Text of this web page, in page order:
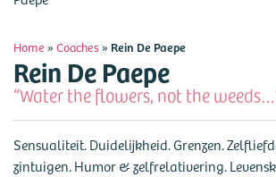
Home » Coaches » Rein De Paepe
Rein De Paepe
“Water the flowers, not the
Sensualiteit. Duidelijkheid. Grenzen.
zintuigen. Humor & zelfrelativering.